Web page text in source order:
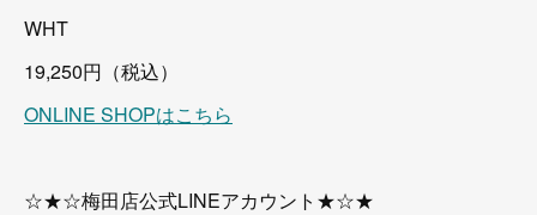
WHT
19,250円（税込）
ONLINE SHOPはこちら
☆★☆梅田店公式LINEアカウント★☆★